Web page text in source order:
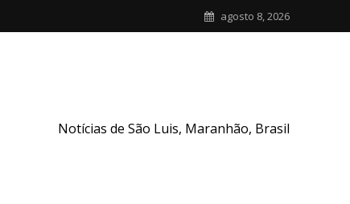
agosto 8, 2026
Notícias de São Luis, Maranhão, Brasil